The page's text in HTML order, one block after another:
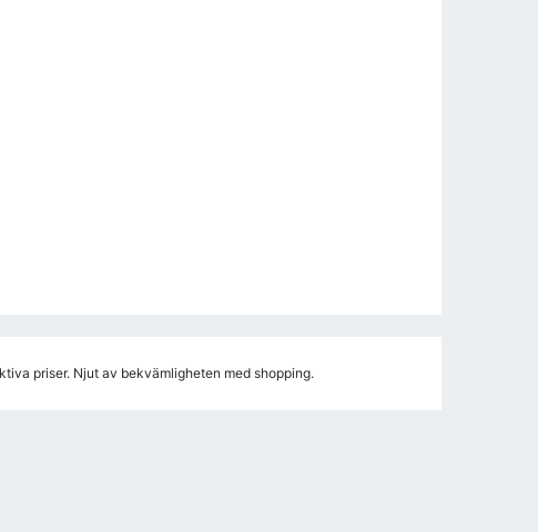
priser. Njut av bekvämligheten med shopping.